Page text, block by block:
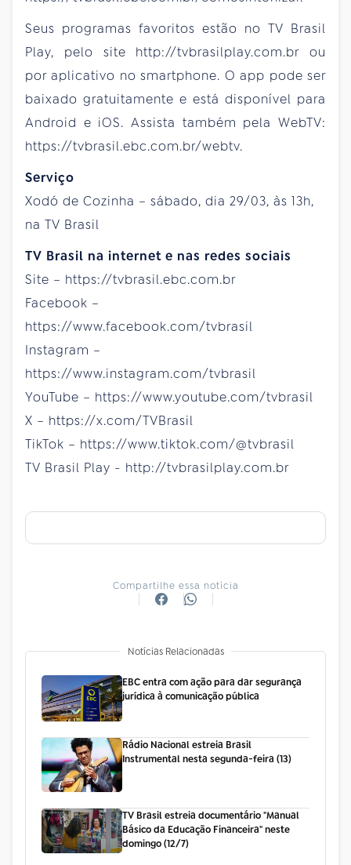
Seus programas favoritos estão no TV Brasil
Play, pelo site http://tvbrasilplay.com.br ou
por aplicativo no smartphone. O app pode ser
baixado gratuitamente e está disponível para
Android e iOS. Assista também pela WebTV:
https://tvbrasil.ebc.com.br/webtv.
Serviço
Xodó de Cozinha – sábado, dia 29/03, às 13h,
na TV Brasil
TV Brasil na internet e nas redes sociais
Site – https://tvbrasil.ebc.com.br
Facebook –
https://www.facebook.com/tvbrasil
Instagram –
https://www.instagram.com/tvbrasil
YouTube – https://www.youtube.com/tvbrasil
X – https://x.com/TVBrasil
TikTok – https://www.tiktok.com/@tvbrasil
TV Brasil Play - http://tvbrasilplay.com.br
Compartilhe essa notícia
Notícias Relacionadas
EBC entra com ação para dar segurança
jurídica à comunicação pública
Rádio Nacional estreia Brasil
Instrumental nesta segunda-feira (13)
TV Brasil estreia documentário "Manual
Básico da Educação Financeira" neste
domingo (12/7)